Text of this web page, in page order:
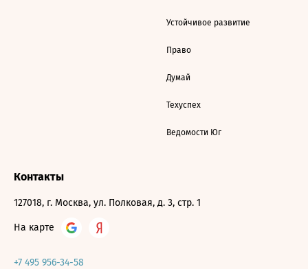
Устойчивое развитие
Право
Думай
Техуспех
Ведомости Юг
Контакты
127018, г. Москва, ул. Полковая, д. 3, стр. 1
На карте
+7 495 956-34-58